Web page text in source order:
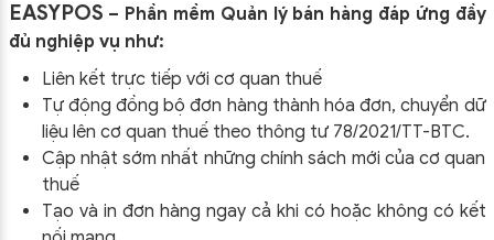
EASYPOS – Phần mềm Quản lý bán hàng đáp ứng đầy
đủ nghiệp vụ như:
Liên kết trực tiếp với cơ quan thuế
Tự động đồng bộ đơn hàng thành hóa đơn, chuyển dữ
liệu lên cơ quan thuế theo thông tư 78/2021/TT-BTC.
Cập nhật sớm nhất những chính sách mới của cơ quan
thuế
Tạo và in đơn hàng ngay cả khi có hoặc không có kết